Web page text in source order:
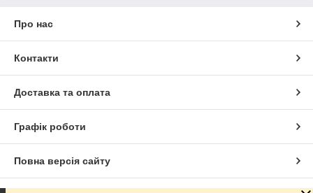
Про нас
Контакти
Доставка та оплата
Графік роботи
Повна версія сайту